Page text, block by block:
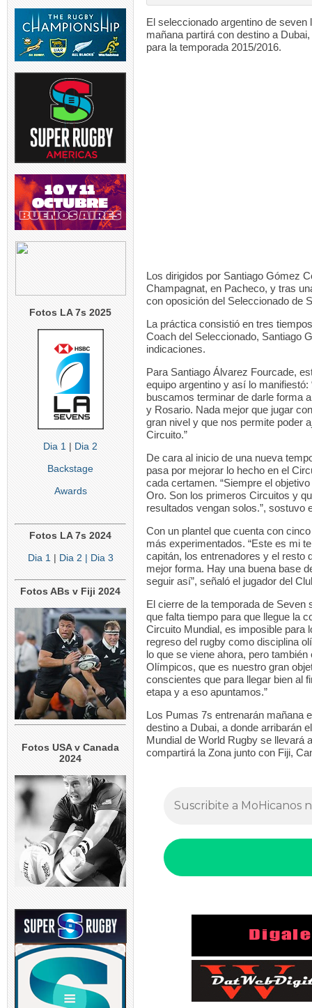
Fotos LA 7s 2025
Dia 1 | Dia 2
Backstage
Awards
Fotos LA 7s 2024
Dia 1 | Dia 2 | Dia 3
Fotos ABs v Fiji 2024
Fotos USA v Canada
2024
El seleccionado argentino de
mañana partirá con destino a
para la temporada 2015/2016.
Los dirigidos por Santiago Gómez
Champagnat, en Pacheco, y tras
con oposición del Seleccionado de
La práctica consistió en tres
Coach del Seleccionado, Santiago
indicaciones.
Para Santiago Álvarez Fourcade,
equipo argentino y así lo
buscamos terminar de darle forma
y Rosario. Nada mejor que jugar
gran nivel y que nos permite poder
Circuito.”
De cara al inicio de una nueva
pasa por mejorar lo hecho en el
cada certamen. “Siempre el
Oro. Son los primeros Circuitos y
resultados vengan solos.”, sostuvo
Con un plantel que cuenta con
más experimentados. “Este es mi
capitán, los entrenadores y el resto
mejor forma. Hay una buena base
seguir así”, señaló el jugador del
El cierre de la temporada de
que falta tiempo para que llegue la
Circuito Mundial, es imposible para
regreso del rugby como disciplina
lo que se viene ahora, pero
Olímpicos, que es nuestro gran
conscientes que para llegar bien al
etapa y a eso apuntamos.”
Los Pumas 7s entrenarán mañana
destino a Dubai, a donde arribarán
Mundial de World Rugby se llevará
compartirá la Zona junto con Fiji,